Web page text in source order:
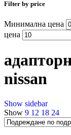
Filter by price
Минимална цена
цена
nissan
Show sidebar
Show 9 12 18 24